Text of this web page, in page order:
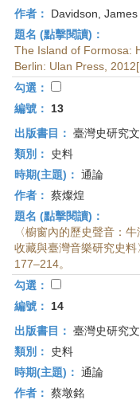
作者：
Davidson, James
題名 (點擊閱讀)：
The Island of Formosa:
Berlin: Ulan Press,
勾選：
編號：
13
出版書目： 臺灣史研究
類別：
史料
時期(主題)： 通論
作者： 蔡燦煌
題名 (點擊閱讀)：
〈櫥窗內的歷史聲音：
收藏與臺灣音樂研究史
177–214。
勾選：
編號：
14
出版書目： 臺灣史研究
類別：
史料
時期(主題)： 通論
作者： 蔡墩銘